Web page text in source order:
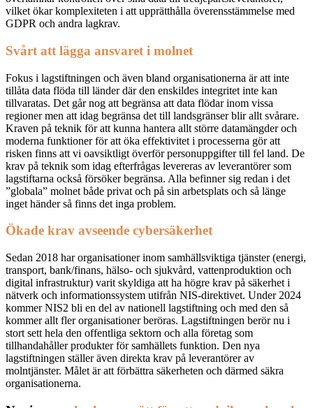
vilket ökar komplexiteten i att upprätthålla överensstämmelse med
GDPR och andra lagkrav.
Svårt att lägga ansvaret i molnet
Fokus i lagstiftningen och även bland organisationerna är att inte
tillåta data flöda till länder där den enskildes integritet inte kan
tillvaratas. Det går nog att begränsa att data flödar inom vissa
regioner men att idag begränsa det till landsgränser blir allt svårare.
Kraven på teknik för att kunna hantera allt större datamängder och
moderna funktioner för att öka effektivitet i processerna gör att
risken finns att vi oavsiktligt överför personuppgifter till fel land. De
krav på teknik som idag efterfrågas levereras av leverantörer som
lagstiftarna också försöker begränsa. Alla befinner sig redan i det
”globala” molnet både privat och på sin arbetsplats och så länge
inget händerså finns det inga problem.
Ökade krav avseende cybersäkerhet
Sedan 2018 har organisationer inom samhällsviktiga tjänster (energi,
transport, bank/finans, hälso- och sjukvård, vattenproduktion och
digital infrastruktur) varit skyldiga att ha högre krav på säkerhet i
nätverk och informationssystem utifrån NIS-direktivet. Under 2024
kommer NIS2 bli en del av nationell lagstiftning och med den så
kommer allt fler organisationer beröras. Lagstiftningen berör nu i
stort sett hela den offentliga sektorn och alla företag som
tillhandahåller produkter för samhällets funktion. Den nya
lagstiftningen ställer även direkta krav på leverantörer av
molntjänster. Målet är att förbättra säkerheten och därmed säkra
organisationerna.